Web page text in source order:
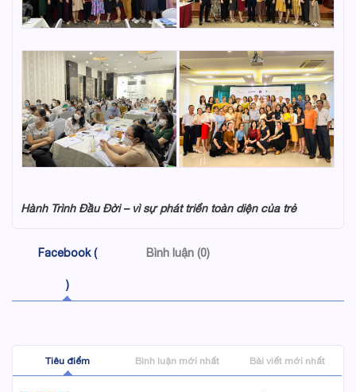
Hành Trình Đầu Đời – vì sự phát triển toàn diện của trẻ
Facebook (
)
Bình luận (0)
Tiêu điểm Bình luận mới nhất Bài viết mới nhất